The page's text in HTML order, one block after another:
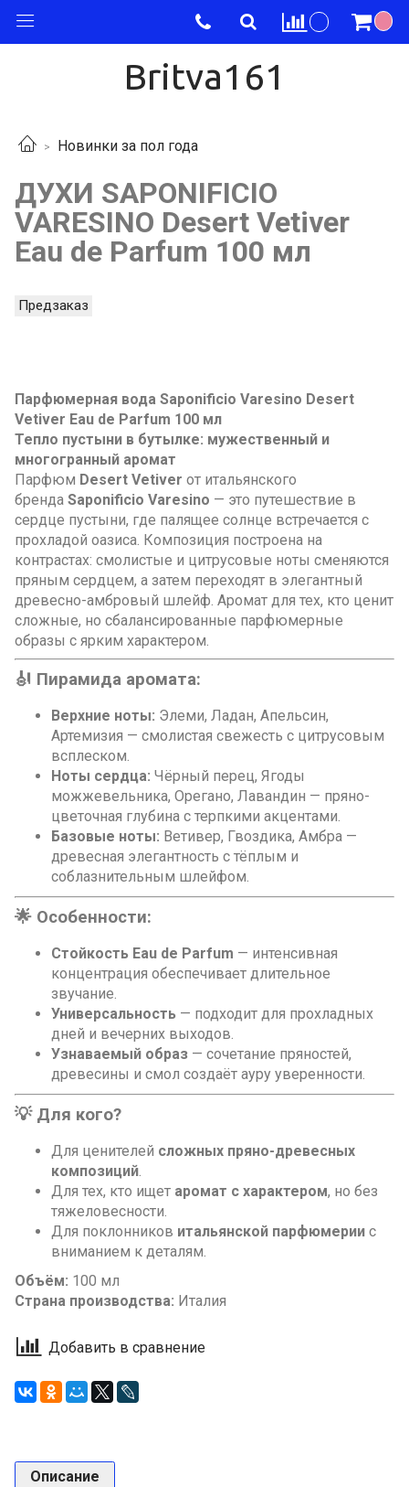
Britva161
Новинки за пол года
ДУХИ SAPONIFICIO
VARESINO Desert Vetiver
Eau de Parfum 100 мл
Предзаказ
Парфюмерная вода Saponificio Varesino Desert
Vetiver Eau de Parfum 100 мл
Тепло пустыни в бутылке: мужественный и
многогранный аромат
Парфюм Desert Vetiver от итальянского
бренда Saponificio Varesino — это путешествие в
сердце пустыни, где палящее солнце встречается с
прохладой оазиса. Композиция построена на
контрастах: смолистые и цитрусовые ноты сменяются
пряным сердцем, а затем переходят в элегантный
древесно-амбровый шлейф. Аромат для тех, кто ценит
сложные, но сбалансированные парфюмерные
образы с ярким характером.
🎻 Пирамида аромата:
Верхние ноты: Элеми, Ладан, Апельсин,
Артемизия — смолистая свежесть с цитрусовым
всплеском.
Ноты сердца: Чёрный перец, Ягоды
можжевельника, Орегано, Лавандин — пряно-
цветочная глубина с терпкими акцентами.
Базовые ноты: Ветивер, Гвоздика, Амбра —
древесная элегантность с тёплым и
соблазнительным шлейфом.
🌟 Особенности:
Стойкость Eau de Parfum — интенсивная
концентрация обеспечивает длительное
звучание.
Универсальность — подходит для прохладных
дней и вечерних выходов.
Узнаваемый образ — сочетание пряностей,
древесины и смол создаёт ауру уверенности.
💡 Для кого?
Для ценителей сложных пряно-древесных
композиций
Для тех, кто ищет аромат с характером, но без
тяжеловесности.
Для поклонников итальянской парфюмерии с
вниманием к деталям.
Объём: 100 мл
Страна производства: Италия
Добавить в сравнение
Описание